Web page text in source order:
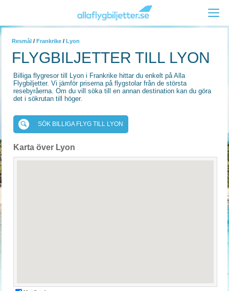
Resmål / Frankrike / Lyon
FLYGBILJETTER TILL LYON
Billiga flygresor till Lyon i Frankrike hittar du enkelt på Alla
Flygbiljetter. Vi jämför priserna på flygstolar från de största
resebyråerna. Om du vill söka till en annan destination kan du göra
det i sökrutan till höger.
SÖK BILLIGA FLYG TILL LYON
Karta över Lyon